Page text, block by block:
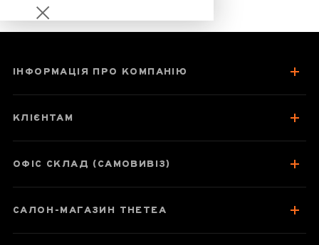
Чашка-заварник
ІНФОРМАЦІЯ ПРО КОМПАНІЮ
КЛІЄНТАМ
ОФІС СКЛАД (САМОВИВІЗ)
САЛОН-МАГАЗИН THETEA